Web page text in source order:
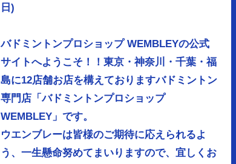
日)
バドミントンプロショップ WEMBLEYの公式
サイトへようこそ！！東京・神奈川・千葉・福
島に12店舗お店を構えておりますバドミントン
専門店「バドミントンプロショップ
WEMBLEY」です。
ウエンブレーは皆様のご期待に応えられるよ
う、一生懸命努めてまいりますので、宜しくお